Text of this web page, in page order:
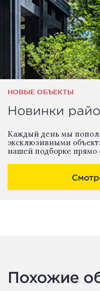
НОВЫЕ ОБЪЕКТЫ
Новинки
Каждый день мы
эксклюзивными
нашей подборке прямо
Похожие